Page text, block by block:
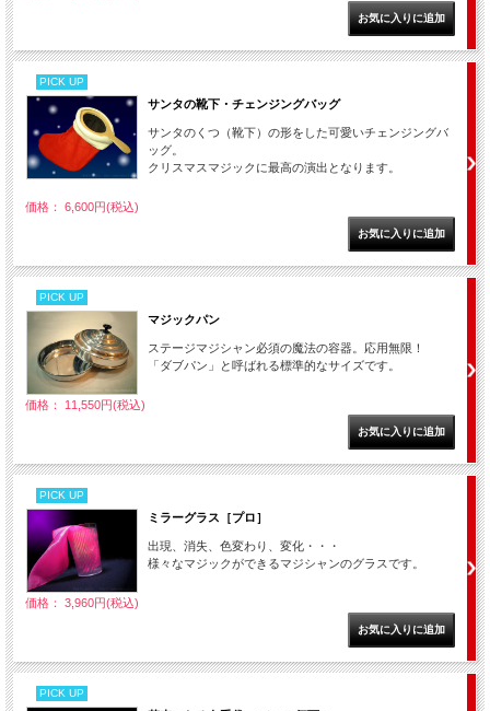
PICK UP
サンタの靴下・チェンジングバッグ
サンタのくつ（靴下）の形をした可愛いチェンジングバ
ッグ。
クリスマスマジックに最高の演出となります。
価格： 6,600円(税込)
PICK UP
マジックパン
ステージマジシャン必須の魔法の容器。応用無限！
「ダブパン」と呼ばれる標準的なサイズです。
価格： 11,550円(税込)
PICK UP
ミラーグラス［プロ］
出現、消失、色変わり、変化・・・
様々なマジックができるマジシャンのグラスです。
価格： 3,960円(税込)
PICK UP